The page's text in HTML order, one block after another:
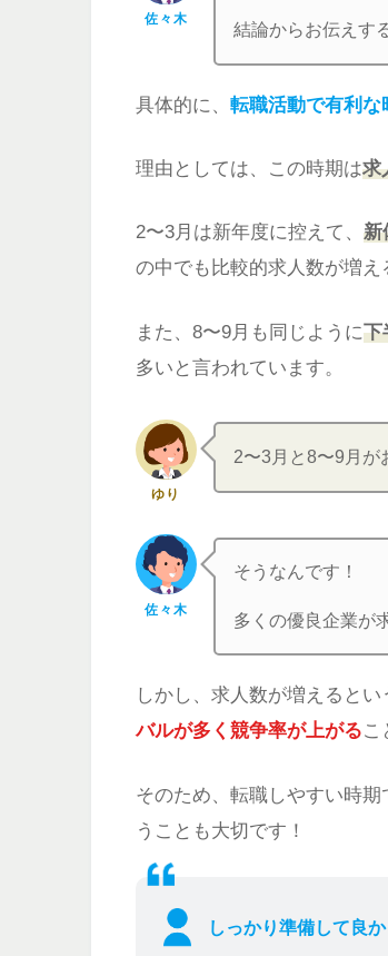
佐々木
結論からお伝えす
具体的に、 転職活動で有利な
理由としては、この時期は求
2〜3月は新年度に控えて、 新
の中でも比較的求人数が増え
また、8〜9月も同じように下
多いと言われています。
ゆり
2〜3月と8〜9月が
佐々木
そうなんです！
多くの優良企業が
しかし、求人数が増えると
バルが多く競争率が上がるこ
そのため、転職しやすい時
うことも大切です！
しっかり準備して良か